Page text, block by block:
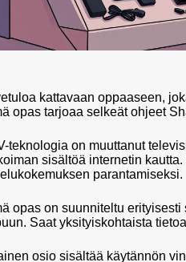
kattavaan oppaaseen,
opas tarjoaa selkeät ohjeet
teknologia on muuttanut
sisältöä internetin
parantamiseksi.
opas on suunniteltu
Saat yksityiskohtaista
osio sisältää käytännön